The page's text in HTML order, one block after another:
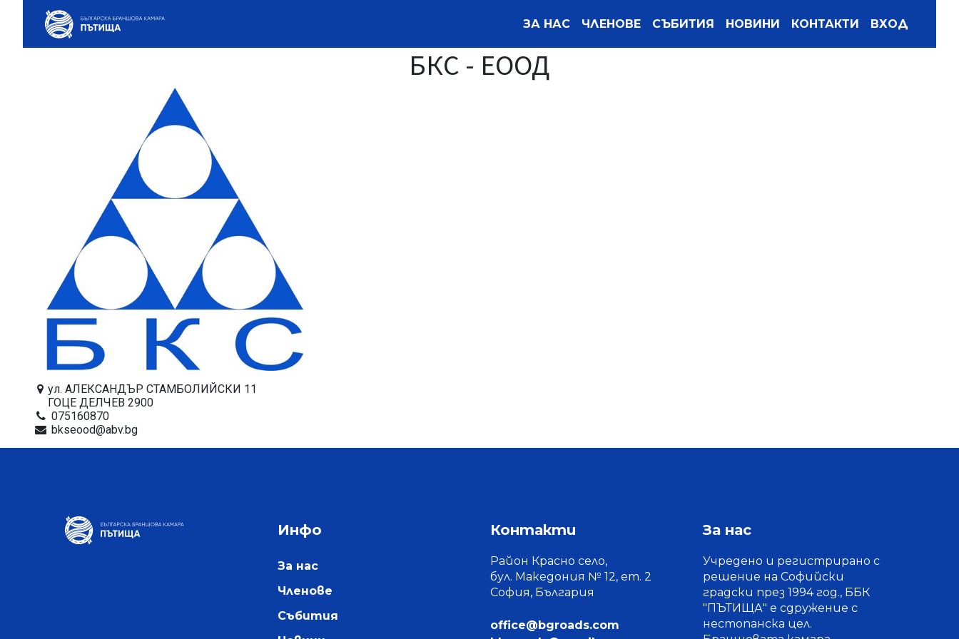
ЗА НАС ЧЛЕНОВЕ СЪБИТИЯ НОВИНИ КОНТАКТИ ВХОД
БКС - ЕООД
ул. АЛЕКСАНДЪР СТАМБОЛИЙСКИ 11
ГОЦЕ ДЕЛЧЕВ 2900
075160870
bkseood@abv.bg
Инфо
За нас
Членове
Събития
Контакти
Район Красно село,
бул. Македония № 12, ет. 2
София, България
office@bgroads.com
За нас
Учредено и регистрирано с
решение на Софийски
градски през 1994 год., ББК
"ПЪТИЩА" е сдружение с
нестопанска цел.